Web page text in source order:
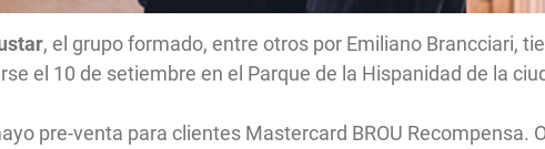
, el grupo formado, entre otros por Emiliano Brancciari,
el 10 de setiembre en el Parque de la Hispanidad de la
pre-venta para clientes Mastercard BROU Recompensa.